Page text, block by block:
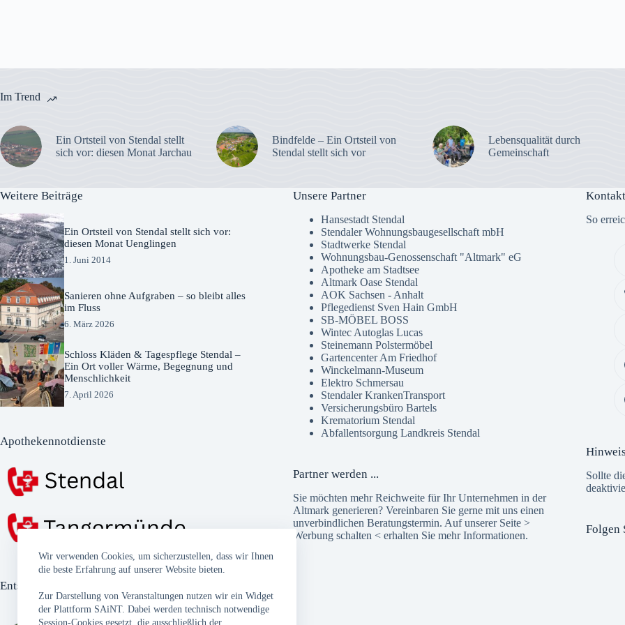
Wir verwenden Cookies, um sicherzustellen, dass wir Ihnen
die beste Erfahrung auf unserer Website bieten.
Zur Darstellung von Veranstaltungen nutzen wir ein Widget
der Plattform SAiNT. Dabei werden technisch notwendige
Session-Cookies gesetzt, die ausschließlich der
Im Trend
Ein Ortsteil von Stendal stellt
sich vor: diesen Monat Jarchau
Bindfelde – Ein Ortsteil von
Stendal stellt sich vor
Lebensqualität durch
Gemeinschaft
Weitere Beiträge
Ein Ortsteil von Stendal stellt sich vor:
diesen Monat Uenglingen
1. Juni 2014
Sanieren ohne Aufgraben – so bleibt alles
im Fluss
6. März 2026
Schloss Kläden & Tagespflege Stendal –
Ein Ort voller Wärme, Begegnung und
Menschlichkeit
7. April 2026
Apothekennotdienste
Entsorgungstermine
Unsere Partner
Hansestadt Stendal
Stendaler Wohnungsbaugesellschaft mbH
Stadtwerke Stendal
Wohnungsbau-Genossenschaft "Altmark" eG
Apotheke am Stadtsee
Altmark Oase Stendal
AOK Sachsen - Anhalt
Pflegedienst Sven Hain GmbH
SB-MÖBEL BOSS
Wintec Autoglas Lucas
Steinemann Polstermöbel
Gartencenter Am Friedhof
Winckelmann-Museum
Elektro Schmersau
Stendaler KrankenTransport
Versicherungsbüro Bartels
Krematorium Stendal
Abfallentsorgung Landkreis Stendal
Partner werden ...
Sie möchten mehr Reichweite für Ihr Unternehmen in der
Altmark generieren? Vereinbaren Sie gerne mit uns einen
unverbindlichen Beratungstermin. Auf unserer Seite >
Werbung schalten < erhalten Sie mehr Informationen.
So
Sollte
Folgen